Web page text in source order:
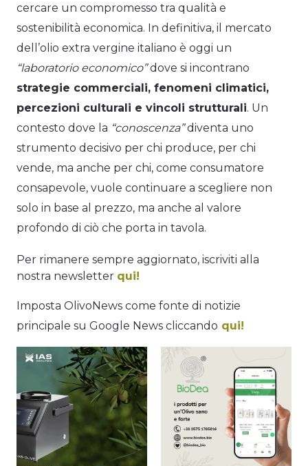
cercare un compromesso tra qualità e
sostenibilità economica. In definitiva, il mercato
dell’olio extra vergine italiano è oggi un
“laboratorio economico”dove si incontrano
strategie commerciali, fenomeni climatici,
percezioni culturali e vincoli strutturali. Un
contesto dove la “conoscenza”diventa uno
strumento decisivo per chi produce, per chi
vende, ma anche per chi, come consumatore
consapevole, vuole continuare a scegliere non
solo in base al prezzo, ma anche al valore
profondo di ciò che porta in tavola.
Per rimanere sempre aggiornato, iscriviti alla
nostra newsletter qui!
Imposta OlivoNews come fonte di notizie
principale su Google News cliccando qui!